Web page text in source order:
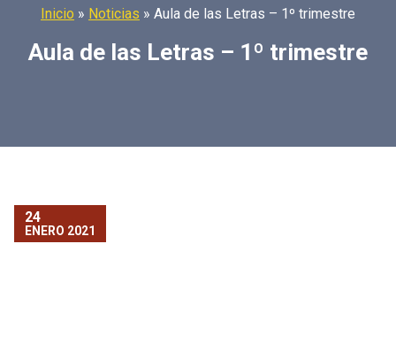
Inicio » Noticias » Aula de las Letras – 1º trimestre
Aula de las Letras – 1º trimestre
24
ENERO 2021